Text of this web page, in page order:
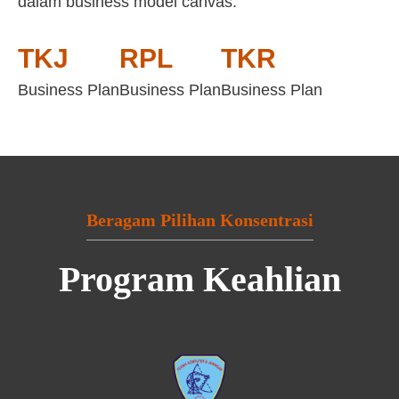
TKJ
Business Plan
RPL
Business Plan
TKR
Business Plan
Beragam Pilihan Konsentrasi
Program Keahlian